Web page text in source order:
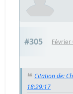
#305 Février
Citation de:
18:29:17